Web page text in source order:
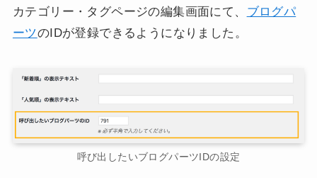
カテゴリー・タグページの編集画面にて、 ブログパ
ーツのIDが登録できるようになりました。
呼び出したいブログパーツIDの設定